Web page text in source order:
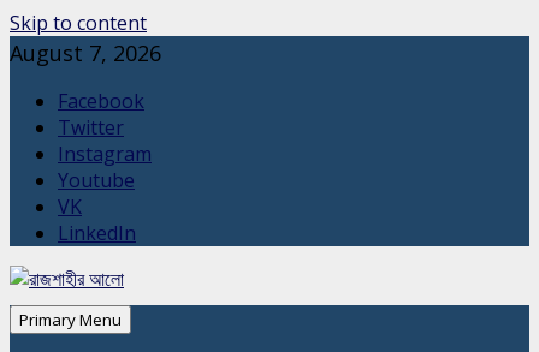
Skip to content
August 7, 2026
Facebook
Twitter
Instagram
Youtube
VK
LinkedIn
Primary Menu